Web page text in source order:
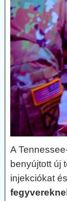
A
benyújtott új
injekciókat